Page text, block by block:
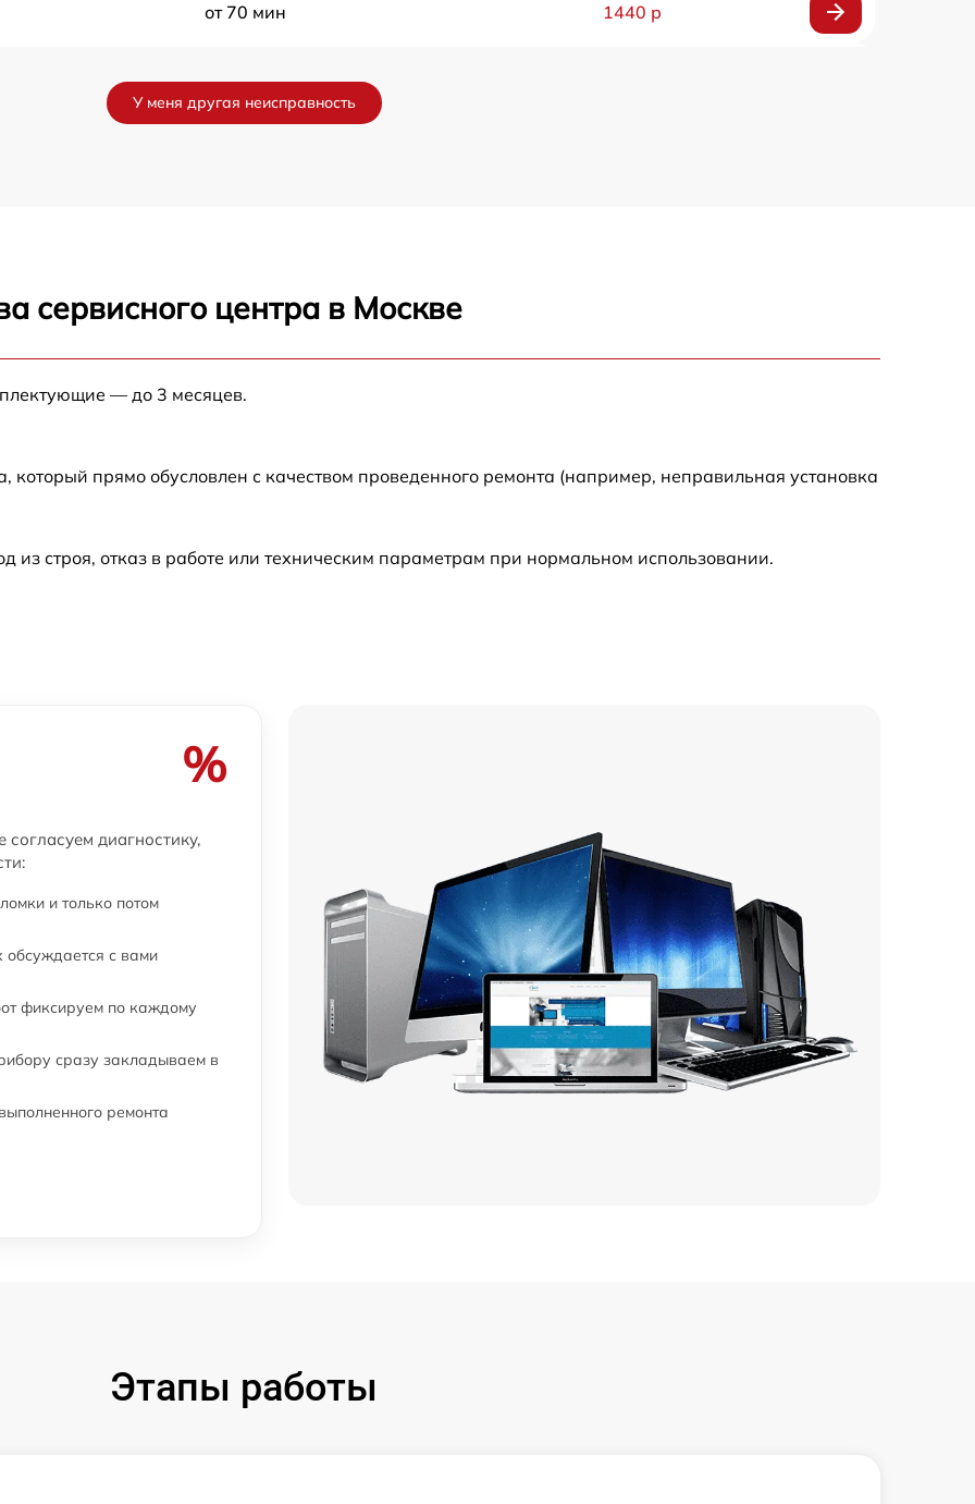
от 70 мин 1440 р
от 100 мин
от 90 мин 1000 р
У меня другая неисправность
сервисного центра в Москве
— до 3 месяцев.
который прямо обусловлен с качеством проведенного ремонта (например, неправильная установка
строя, отказ в работе или техническим параметрам при нормальном использовании.
%
диагностику,
и только потом
обсуждается с вами
фиксируем по каждому
сразу закладываем в
ремонта
Этапы работы